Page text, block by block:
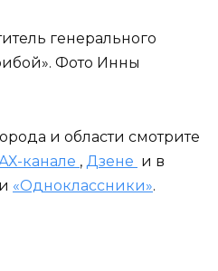
генерального
Фото Инны
и области смотрите
канале , Дзене и в
и «Одноклассники».